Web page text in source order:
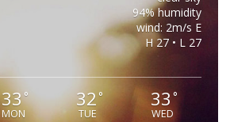
94% humidity
wind: 2m/s E
H 27 • L 27
33°
MON
32°
TUE
33 °
WED